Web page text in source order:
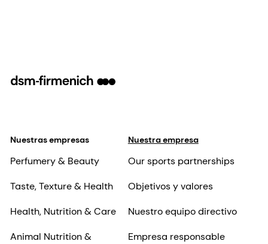
Nuestras empresas
Perfumery & Beauty
Taste, Texture & Health
Health, Nutrition & Care
Animal Nutrition &
Nuestra empresa
Our sports partnerships
Objetivos y valores
Nuestro equipo directivo
Empresa responsable